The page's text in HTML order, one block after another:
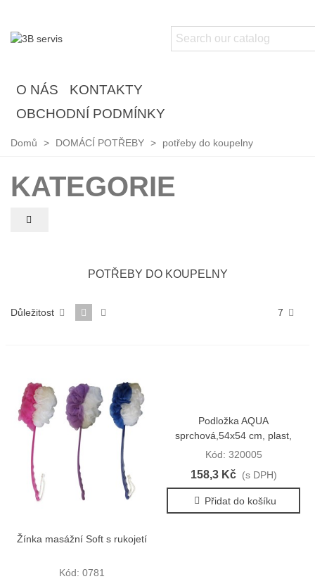
O NÁS
KONTAKTY
OBCHODNÍ PODMÍNKY
Domů > DOMÁCÍ POTŘEBY > potřeby do koupelny
KATEGORIE
POTŘEBY DO KOUPELNY
Důležitost 7
Žínka masážní Soft s rukojetí
Kód: 0781
Podložka AQUA
sprchová,54x54 cm, plast,
mix barev
Kód: 320005
158,3 Kč (s DPH)
Přidat do košíku